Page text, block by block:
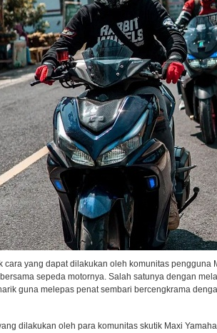
cara yang dapat dilakukan oleh komunitas pengguna
sepeda motornya. Salah satunya dengan
guna melepas penat sembari bercengkrama
dilakukan oleh para komunitas skutik Maxi